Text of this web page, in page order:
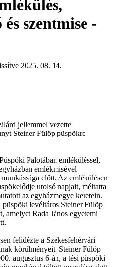
szentmise -
2025. 08. 14.
jellemmel vezette
Steiner Fülöp püspökre
Palotában emléküléssel,
emlékmisével
előtt. Az emlékülésen
utolsó napjait, méltatta
az egyházmegye keretein.
levéltáros Steiner Fülöp
amelyet Rada János egyetemi
felidézte a Székesfehérvári
körülményeit. Steiner Fülöp
augusztus 6-án, a tési püspöki